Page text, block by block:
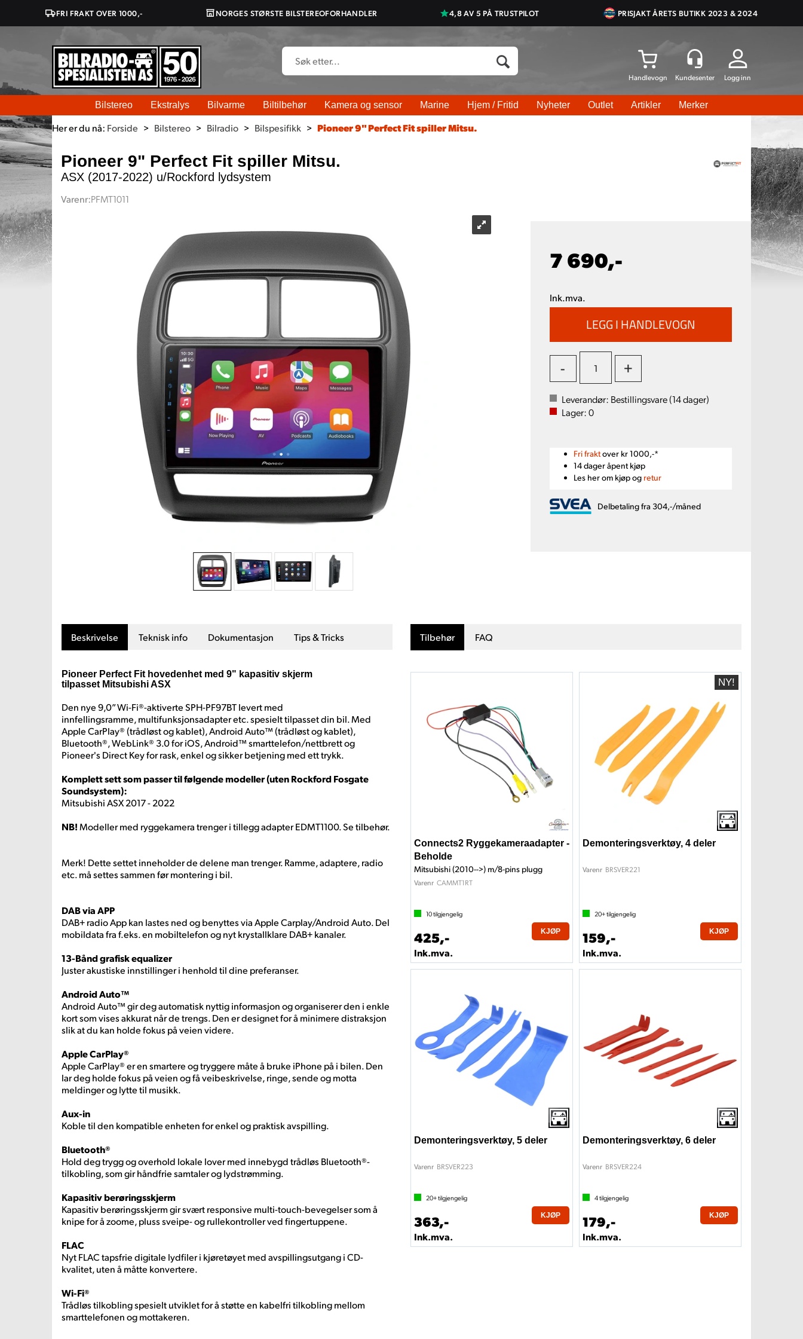
FRI FRAKT OVER 1000,- NORGES STØRSTE BILSTEREOFORHANDLER 4,8 AV 5 PÅ TRUSTPILOT PRISJAKT ÅRETS BUTIKK 2023 & 2024
Logg inn
Bilstereo Ekstralys Bilvarme Biltilbehør Kamera og sensor Marine Hjem / Fritid Nyheter Outlet Artikler Merker
Her er du nå: Forside > Bilstereo > Bilradio > Bilspesifikk > Pioneer 9" Perfect Fit spiller Mitsu.
Pioneer 9" Perfect Fit spiller Mitsu.
ASX (2017-2022) u/Rockford lydsystem
Varenr:PFMT1011
7 690,-
Ink.mva.
- +
Leverandør: Bestillingsvare (14dager)
Lager:0
Fri fraktover kr 1000,-*
14 dager åpent kjøp
Les her om kjøp og retur
Delbetaling fra 304,-/måned
Beskrivelse Teknisk info Dokumentasjon Tips & Tricks
Pioneer Perfect Fit hovedenhet med 9" kapasitiv skjerm
tilpasset Mitsubishi ASX
Den nye 9,0” Wi-Fi®-aktiverte SPH-PF97BT levert med
innfellingsramme, multifunksjonsadapter etc. spesielt tilpasset din bil. Med
Apple CarPlay® (trådløst og kablet), Android Auto™ (trådløst og kablet),
Bluetooth®, WebLink® 3.0 for iOS, Android™ smarttelefon/nettbrett og
Pioneer's Direct Key for rask, enkel og sikker betjening med ett trykk.
Komplett sett som passer til følgende modeller (uten Rockford Fosgate
Soundsystem):
Mitsubishi ASX 2017 - 2022
NB!Modeller med ryggekamera trenger i tillegg adapter EDMT1100. Se tilbehør.
Merk! Dette settet inneholder de delene man trenger. Ramme, adaptere, radio
etc. må settes sammen før montering i bil.
DAB via APP
DAB+ radio App kan lastes ned og benyttes via Apple Carplay/Android Auto. Del
mobildata fra f.eks. en mobiltelefon og nyt krystallklare DAB+ kanaler.
13-Bånd grafisk equalizer
Juster akustiske innstillinger i henhold til dine preferanser.
Android Auto™
Android Auto™ gir deg automatisk nyttig informasjon og organiserer den i enkle
kort som vises akkurat når de trengs. Den er designet for å minimere distraksjon
slik at du kan holde fokus på veien videre.
Apple CarPlay®
Apple CarPlay® er en smartere og tryggere måte å bruke iPhone på i bilen. Den
lar deg holde fokus på veien og få veibeskrivelse, ringe, sende og motta
meldinger og lytte til musikk.
Aux-in
Koble til den kompatible enheten for enkel og praktisk avspilling.
Bluetooth®
Hold deg trygg og overhold lokale lover med innebygd trådløs Bluetooth®-
tilkobling, som gir håndfrie samtaler og lydstrømming.
Kapasitiv berøringsskjerm
Kapasitiv berøringsskjerm gir svært responsive multi-touch-bevegelser som å
knipe for å zoome, pluss sveipe- og rullekontroller ved fingertuppene.
FLAC
Nyt FLAC tapsfrie digitale lydfiler i kjøretøyet med avspillingsutgang i CD-
kvalitet, uten å måtte konvertere.
Wi-Fi®
Trådløs tilkobling spesielt utviklet for å støtte en kabelfri tilkobling mellom
smarttelefonen og mottakeren.
Tilbehør FAQ
Connects2 Ryggekameraadapter -
Beholde
Mitsubishi (2010-->) m/8-pins plugg
Varenr CAMMT1RT
10tilgjengelig
425,-
Ink.mva.
KJØP
Demonteringsverktøy, 4 deler
Varenr BRSVER221
20+tilgjengelig
159,-
Ink.mva.
KJØP
Demonteringsverktøy, 5 deler
Varenr BRSVER223
20+tilgjengelig
363,-
Ink.mva.
KJØP
Demonteringsverktøy, 6 deler
Varenr BRSVER224
4tilgjengelig
179,-
Ink.mva.
KJØP